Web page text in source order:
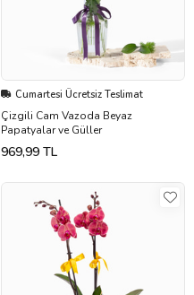
Cumartesi Ücretsiz Teslimat
Çizgili Cam Vazoda Beyaz
Papatyalar ve Güller
969,99 TL